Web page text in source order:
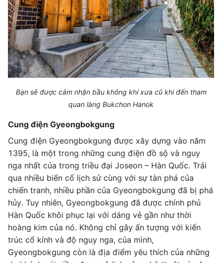
Bạn sẽ được cảm nhận bầu không khí xưa cũ khi đến tham
quan làng Bukchon Hanok
Cung điện Gyeongbokgung
Cung điện Gyeongbokgung được xây dựng vào năm
1395, là một trong những cung điện đồ sộ và nguy
nga nhất của trong triều đại Joseon – Hàn Quốc. Trải
qua nhiều biến cố lịch sử cùng với sự tàn phá của
chiến tranh, nhiều phần của Gyeongbokgung đã bị phá
hủy. Tuy nhiên, Gyeongbokgung đã được chính phủ
Hàn Quốc khôi phục lại với dáng vẻ gần như thời
hoàng kim của nó. Không chỉ gây ấn tượng với kiến
trúc cổ kính và độ nguy nga, của mình,
Gyeongbokgung còn là địa điểm yêu thích của những